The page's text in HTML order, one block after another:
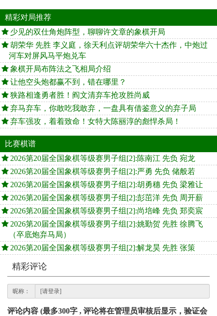
精彩对局推荐
少见的双仕角炮阵型，聊聊许文章的象棋开局
胡荣华 先胜 李义庭，徐天利点评胡荣华六十杰作，中炮过
河车对屏风马平炮兑车
象棋开局布阵法之飞相局介绍
让他空头炮都赢不到，错在哪里？
狭路相逢勇者胜！阎文清弃车抢攻胜尚威
弃马弃车，你敢吃我敢弃，一盘具有借鉴意义的弃子局
弃车强攻，着着致命！女特大陈丽淳的彪悍杀局！
比赛棋谱
2026第20届全国象棋等级赛男子组[2]:陈南江 先负 宛龙
2026第20届全国象棋等级赛男子组[2]:严勇 先负 储般若
2026第20届全国象棋等级赛男子组[2]:胡勇穗 先负 梁雅让
2026第20届全国象棋等级赛男子组[2]:彭茁洋 先负 周开薪
2026第20届全国象棋等级赛男子组[2]:尚培峰 先负 郑奕宸
2026第20届全国象棋等级赛男子组[2]:姚勤贺 先胜 徐腾飞
（卒底炮弃马局）
2026第20届全国象棋等级赛男子组[2]:解龙昊 先胜 张策
精彩评论
昵称：
评论内容 (最多300字 , 评论将在管理员审核后显示，验证会